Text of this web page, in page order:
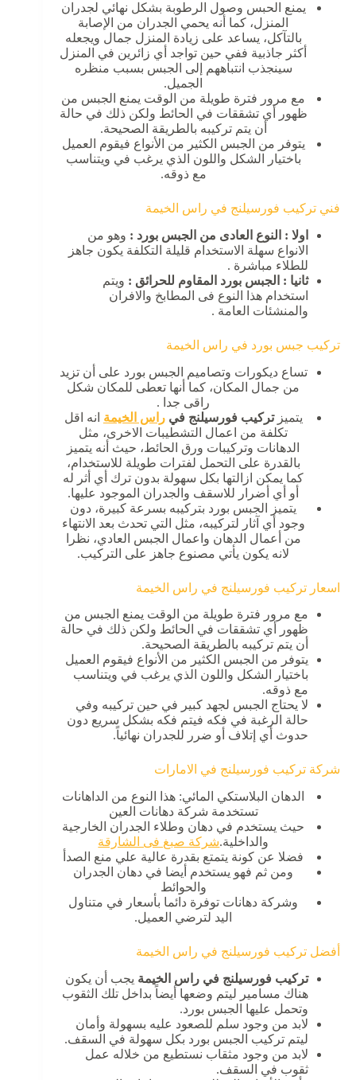
يمنع الحبس وصول الرطوبة بشكل نهائي لجدران
المنزل، كما أنه يحمي الجدران من الإصابة
بالتآكل، يساعد على زيادة المنزل جمال ويجعله
أكثر جاذبية ففي حين تواجد أي زائرين في المنزل
سينجذب انتباههم إلى الجبس بسبب منظره
الجميل.
مع مرور فترة طويلة من الوقت يمنع الجبس من
ظهور أي تشققات في الحائط ولكن ذلك في حالة
أن يتم تركيبه بالطريقة الصحيحة.
يتوفر من الجبس الكثير من الأنواع فيقوم العميل
باختيار الشكل واللون الذي يرغب في ويتناسب
مع ذوقه.
فني تركيب فورسيلنج في راس الخيمة
اولا : النوع العادى من الجبس بورد : وهو من
الانواع سهلة الاستخدام قليلة التكلفة يكون جاهز
للطلاء مباشرة .
ثانيا : الجبس بورد المقاوم للحرائق : ويتم
استخدام هذا النوع فى المطابخ والافران
والمنشئات العامة .
تركيب جبس بورد في راس الخيمة
تساع ديكورات وتصاميم الجبس بورد على أن تزيد
من جمال المكان، كما أنها تعطى للمكان شكل
راقى جدا .
يتميزتركيب فورسيلنج فيراس الخيمة انه اقل
تكلفة من اعمال التشطيبات الاخرى، مثل
الدهانات وتركيبات ورق الحائط، حيث أنه يتميز
بالقدرة على التحمل لفترات طويلة للاستخدام،
كما يمكن ازالتها بكل سهولة بدون ترك أي أثر له
أو أي أضرار للاسقف والجدران الموجود عليها.
يتميز الجبس بورد بتركيبه بسرعة كبيرة، دون
وجود أي آثار لتركيبه، مثل التي تحدث بعد الانتهاء
من أعمال الدهان واعمال الجبس العادي، نظرا
لانه يكون يأتي مصنوع جاهز على التركيب.
اسعار تركيب فورسيلنج في راس الخيمة
مع مرور فترة طويلة من الوقت يمنع الجبس من
ظهور أي تشققات في الحائط ولكن ذلك في حالة
أن يتم تركيبه بالطريقة الصحيحة.
يتوفر من الجبس الكثير من الأنواع فيقوم العميل
باختيار الشكل واللون الذي يرغب في ويتناسب
مع ذوقه.
لا يحتاج الجبس لجهد كبير في حين تركيبه وفي
حالة الرغبة في فكه فيتم فكه بشكل سريع دون
حدوث أي إتلاف أو ضرر للجدران نهائياً.
شركة تركيب فورسيلنج في الامارات
الدهان البلاستكي المائي: هذا النوع من الداهانات
تستخدمة شركة دهانات العين
حيث يستخدم في دهان وطلاء الجدران الخارجية
والداخلية.شركة صبغ فى الشارقة
فضلا عن كونة يتمتع بقدرة عالية علي منع الصدأ
ومن ثم فهو يستخدم أيضا في دهان الجدران
والحوائط
وشركة دهانات توفرة دائما بأسعار في متناول
اليد لترضي العميل.
أفضل تركيب فورسيلنج في راس الخيمة
تركيب فورسيلنج في راس الخيمة يجب أن يكون
هناك مسامير ليتم وضعها أيضاً بداخل تلك الثقوب
وتحمل عليها الجبس بورد.
لابد من وجود سلم للصعود عليه بسهولة وأمان
ليتم تركيب الجبس بورد بكل سهولة في السقف.
لابد من وجود مثقاب نستطيع من خلاله عمل
ثقوب في السقف.